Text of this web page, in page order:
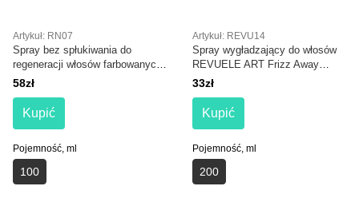
Artykuł: RN07
Spray bez spłukiwania do
regeneracji włosów farbowanych
Real Natura Color Repair Leave-
58zł
Kupić
Pojemność, ml
100
Artykuł: REVU14
Spray wygładzający do włosów
REVUELE ART Frizz Away
Sleek Spray
33zł
Kupić
Pojemność, ml
200